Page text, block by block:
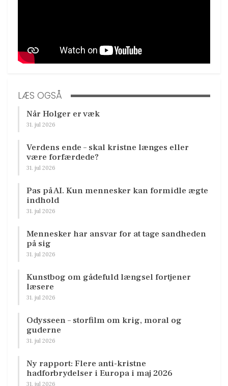
LÆS OGSÅ
Når Holger er væk
31. jul 2026
Verdens ende – skal kristne længes eller
være forfærdede?
31. jul 2026
Pas på AI. Kun mennesker kan formidle ægte
indhold
31. jul 2026
Mennesker har ansvar for at tage sandheden
på sig
31. jul 2026
Kunstbog om gådefuld længsel fortjener
læsere
31. jul 2026
Odysseen – storfilm om krig, moral og
guderne
31. jul 2026
Ny rapport: Flere anti-kristne
hadforbrydelser i Europa i maj 2026
31. jul 2026